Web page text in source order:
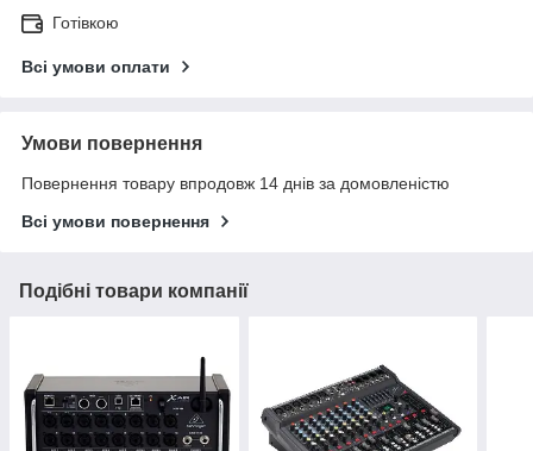
Готівкою
Всі умови оплати
Умови повернення
Повернення товару впродовж 14 днів за домовленістю
Всі умови повернення
Подібні товари компанії